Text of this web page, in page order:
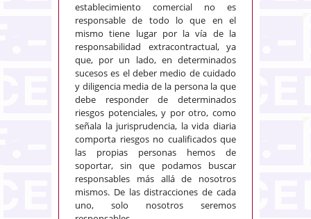
establecimiento comercial no es
responsable de todo lo que en el
mismo tiene lugar por la vía de la
responsabilidad extracontractual, ya
que, por un lado, en determinados
sucesos es el deber medio de cuidado
y diligencia media de la persona la que
debe responder de determinados
riesgos potenciales, y por otro, como
señala la jurisprudencia, la vida diaria
comporta riesgos no cualificados que
las propias personas hemos de
soportar, sin que podamos buscar
responsables más allá de nosotros
mismos. De las distracciones de cada
uno, solo nosotros seremos